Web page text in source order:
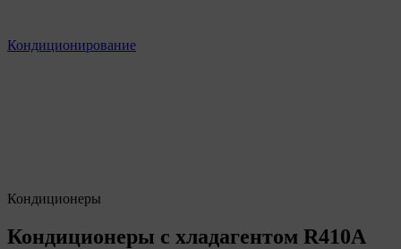
Кондиционирование
Кондиционеры
Кондиционеры с хладагентом R410A